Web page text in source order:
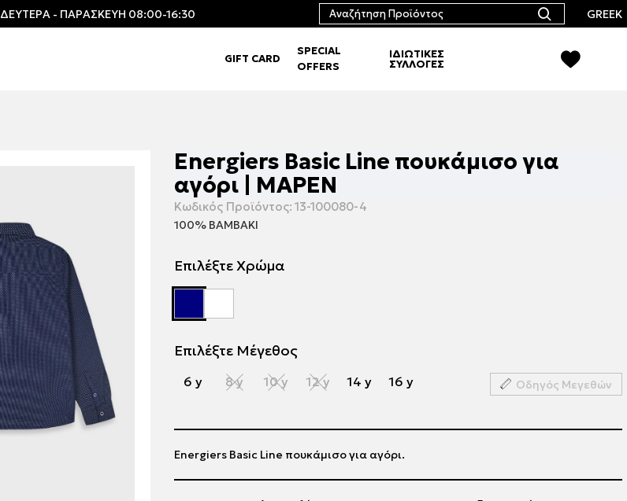
ΔΕΥΤΕΡΑ - ΠΑΡΑΣΚΕΥΗ 08:00-16:30 GREEK
GIFT CARD
SPECIAL
OFFERS
ΙΔΙΩΤΙΚΕΣ
ΣΥΛΛΟΓΕΣ
Energiers Basic Line πουκάμισο για
αγόρι | ΜΑΡΕΝ
Κωδικός Προϊόντος: 13-100080-4
100% ΒΑΜΒΑΚΙ
Επιλέξτε Χρώμα
Επιλέξτε Μέγεθος
6 y 8 y 10 y 12 y 14 y 16 y Οδηγός Μεγεθών
Energiers Basic Line πουκάμισο για αγόρι.